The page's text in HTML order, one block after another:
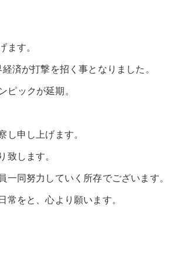
す。
済が打撃を招く事となりました。
ピックが延期。
申し上げます。
します。
同努力していく所存でございます。
をと、心より願います。